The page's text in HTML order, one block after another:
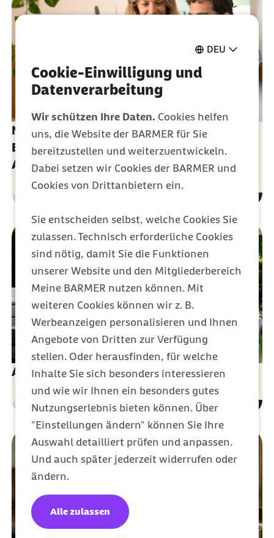
DEU
Cookie-Einwilligung und
Datenverarbeitung
Wir schützen Ihre Daten. Cookies helfen
uns, die Website der BARMER für Sie
bereitzustellen und weiterzuentwickeln.
Dabei setzen wir Cookies der BARMER und
Cookies von Drittanbietern ein.
Sie entscheiden selbst, welche Cookies Sie
zulassen. Technisch erforderliche Cookies
sind nötig, damit Sie die Funktionen
unserer Website und den Mitgliederbereich
Meine BARMER nutzen können. Mit
weiteren Cookies können wir z. B.
Werbeanzeigen personalisieren und Ihnen
Angebote von Dritten zur Verfügung
stellen. Oder herausfinden, für welche
Inhalte Sie sich besonders interessieren
und wie wir Ihnen ein besonders gutes
Nutzungserlebnis bieten können. Über
"Einstellungen ändern" können Sie Ihre
Auswahl detailliert prüfen und anpassen.
Und auch später jederzeit widerrufen oder
ändern.
Alle zulassen
Nichtwissen - das Recht des Patienten zur
Entbindung des Arztes von der
Aufklärungspflicht
Aufklärung
Kategorie
Gesundheit